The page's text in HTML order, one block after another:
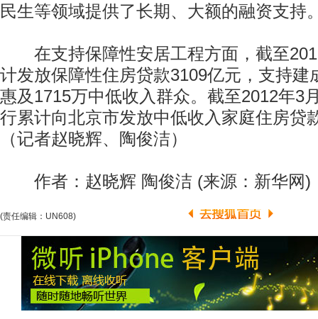
民生等领域提供了长期、大额的融资支持
在支持保障性安居工程方面，截至
计发放保障性住房贷款3109亿元，支持建
惠及1715万中低收入群众。截至2012年3
行累计向北京市发放中低收入家庭住房贷
（记者赵晓辉、陶俊洁）
作者：赵晓辉 陶俊洁 (来源：新华网)
(责任编辑：UN608)